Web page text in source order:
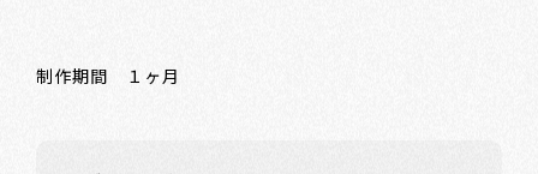
制作期間 １ヶ月